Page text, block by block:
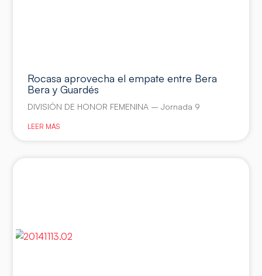
Rocasa aprovecha el empate entre Bera
Bera y Guardés
DIVISIÓN DE HONOR FEMENINA – Jornada 9
LEER MÁS